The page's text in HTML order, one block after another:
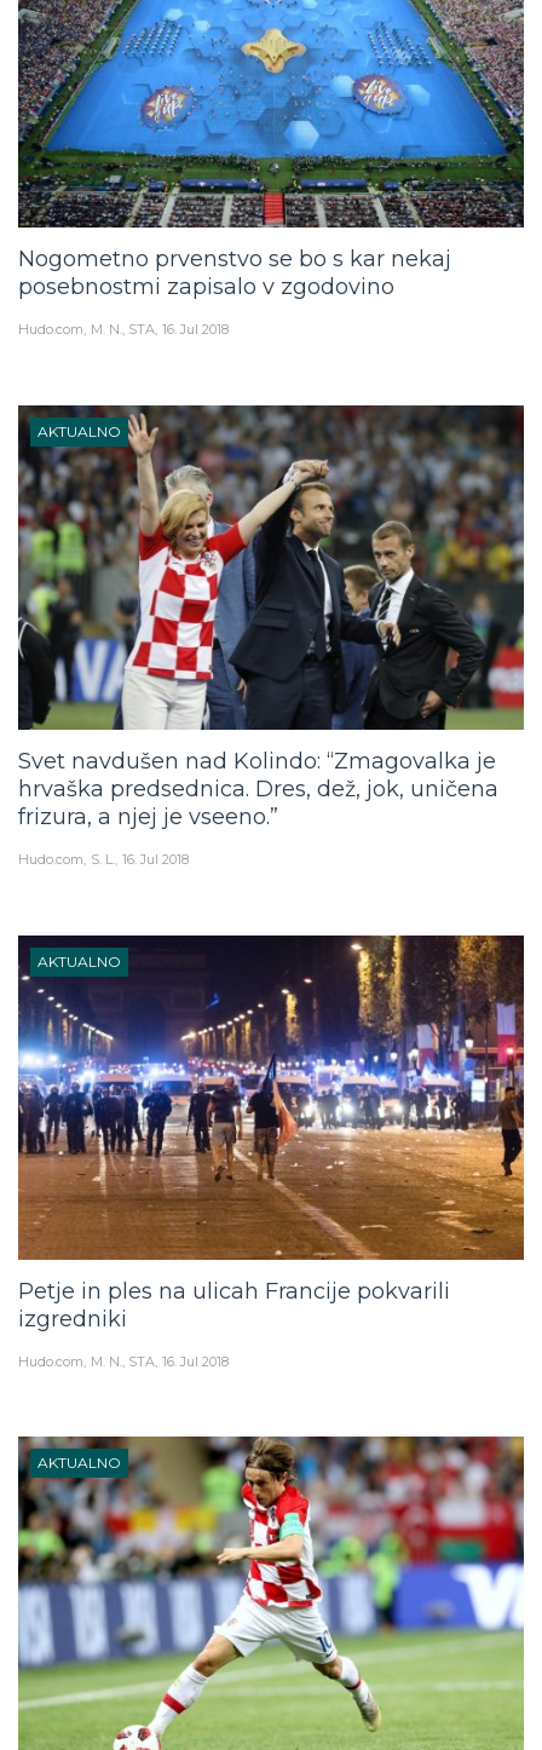
Nogometno prvenstvo se bo s kar nekaj
posebnostmi zapisalo v zgodovino
Hudo.com M. N., STA 16. Jul 2018
AKTUALNO
Svet navdušen nad Kolindo: “Zmagovalka je
hrvaška predsednica. Dres, dež, jok, uničena
frizura, a njej je vseeno.”
Hudo.com S. L. 16. Jul 2018
AKTUALNO
Petje in ples na ulicah Francije pokvarili
izgredniki
Hudo.com M. N., STA 16. Jul 2018
AKTUALNO